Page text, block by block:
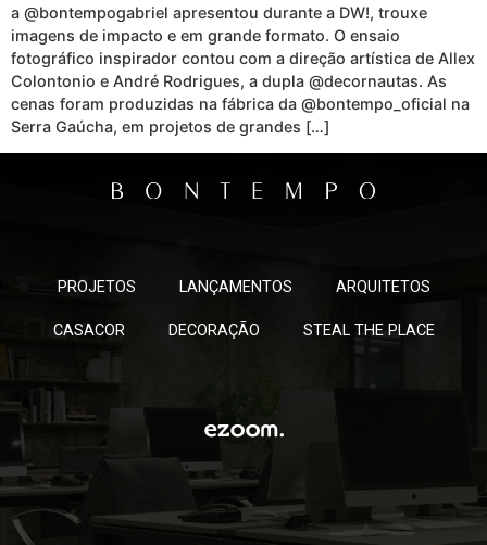
a @bontempogabriel apresentou durante a DW!, trouxe
imagens de impacto e em grande formato. O ensaio
fotográfico inspirador contou com a direção artística de Allex
Colontonio e André Rodrigues, a dupla @decornautas. As
cenas foram produzidas na fábrica da @bontempo_oficial na
Serra Gaúcha, em projetos de grandes […]
PROJETOS LANÇAMENTOS ARQUITETOS
CASACOR DECORAÇÃO STEAL THE PLACE